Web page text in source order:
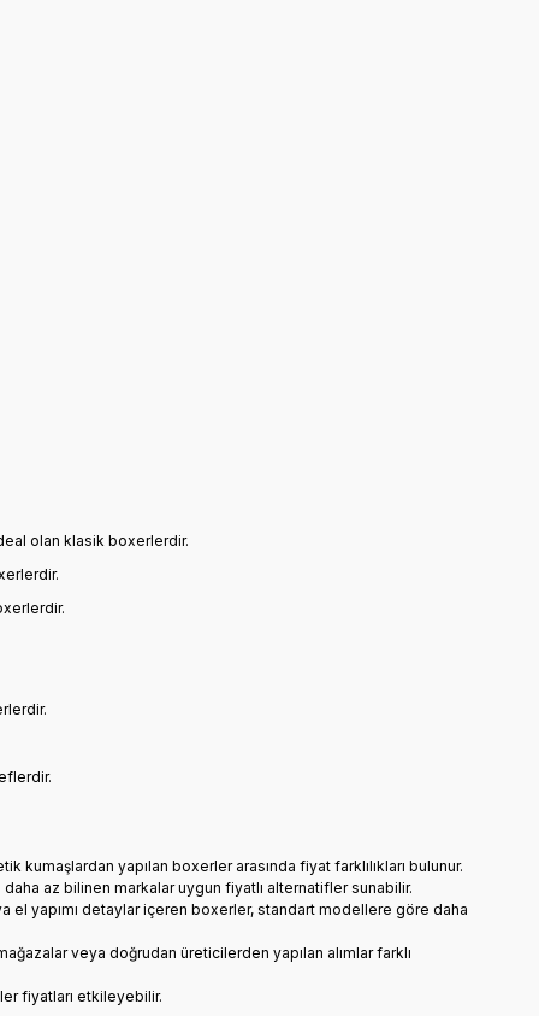
olan klasik boxerlerdir.
kumaşlardan yapılan boxerler arasında fiyat farklılıkları bulunur.
az bilinen markalar uygun fiyatlı alternatifler sunabilir.
el yapımı detaylar içeren boxerler, standart modellere göre daha
veya doğrudan üreticilerden yapılan alımlar farklı
fiyatları etkileyebilir.